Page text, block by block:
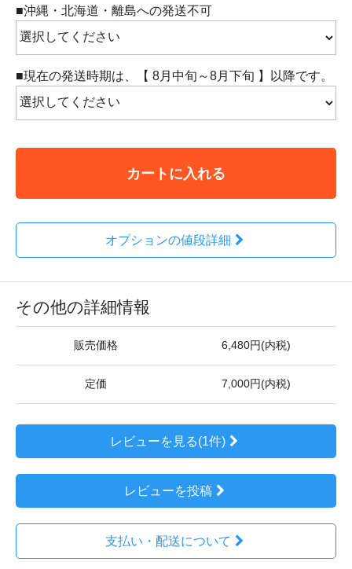
■沖縄・北海道・離島への発送不可
■現在の発送時期は、【 8月中旬～8月下旬 】以降です。
カートに入れる
オプションの値段詳細
その他の詳細情報
販売価格 6,480円(内税)
定価 7,000円(内税)
レビューを見る(1件)
レビューを投稿
支払い・配送について